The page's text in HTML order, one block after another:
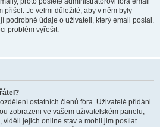
přišel. Je velmi důležité, aby v něm byly
podrobné údaje o uživateli, který email poslal.
problém vyřešit.
ostatních členů fóra. Uživatelé přidáni
zobrazeni ve vašem uživatelském panelu,
viděli jejich online stav a mohli jim posílat